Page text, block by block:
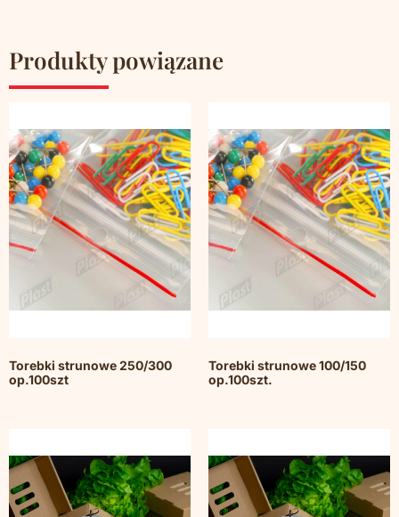
Produkty powiązane
Torebki strunowe 250/300
op.100szt
Torebki strunowe 100/150
op.100szt.